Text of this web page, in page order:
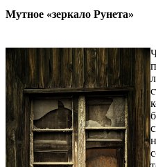
Мутное «зеркало Рунета»